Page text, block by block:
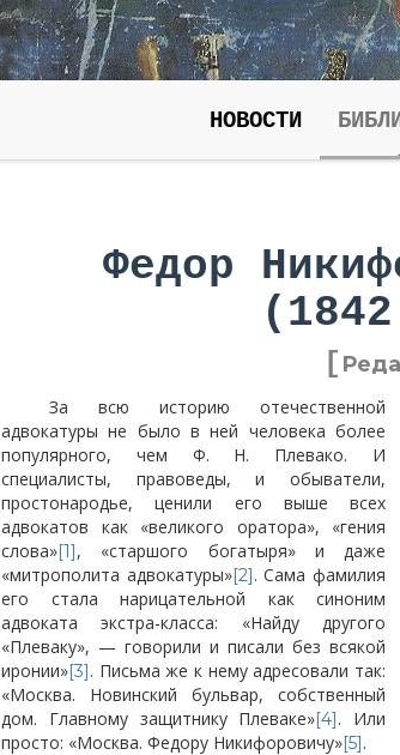
НОВОСТИ
Федор
[
За всю историю отечественной
адвокатуры не было в ней человека более
популярного, чем Ф. Н. Плевако. И
специалисты, правоведы, и обыватели,
простонародье, ценили его выше всех
адвокатов как «великого оратора», «гения
слова»[1], «старшого богатыря» и даже
«митрополита адвокатуры»[2]. Сама фамилия
его стала нарицательной как синоним
адвоката экстра-класса: «Найду другого
«Плеваку», — говорили и писали без всякой
иронии»[3]. Письма же к нему адресовали так:
«Москва. Новинский бульвар, собственный
дом. Главному защитнику Плеваке»[4]. Или
просто: «Москва. Федору Никифоровичу»[5].